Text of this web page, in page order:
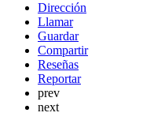
Dirección
Llamar
Guardar
Compartir
Reseñas
Reportar
prev
next